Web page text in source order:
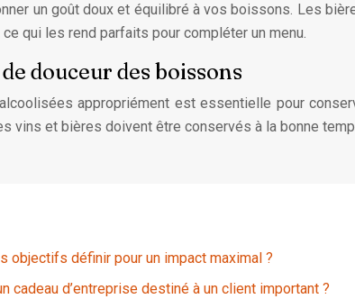
un goût doux et équilibré à vos boissons. Les
qui les rend parfaits pour compléter un menu.
douceur des boissons
appropriément est essentielle pour
vins et bières doivent être conservés à la bonne
objectifs définir pour un impact maximal ?
cadeau d’entreprise destiné à un client important ?